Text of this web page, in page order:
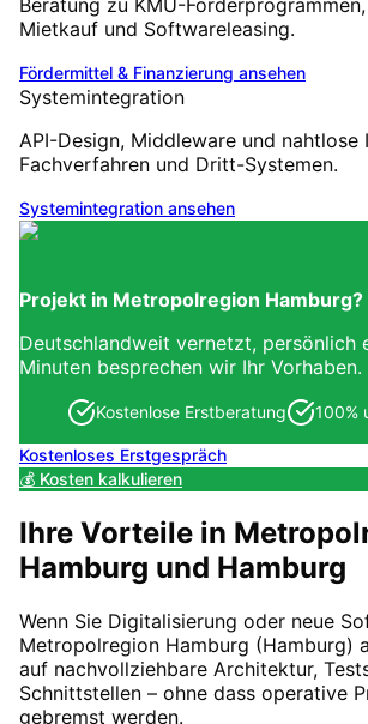
Beratung zu KMU-
Mietkauf und Softwareleasing.
Fördermittel & Finanzierung ansehen
Systemintegration
API-Design, Middleware und
Fachverfahren und Dritt-Systemen.
Systemintegration ansehen
Projekt in Metropolregion Hamburg?
Deutschlandweit vernetzt, persönlich
Minuten besprechen wir Ihr Vorhaben.
Kostenlose Erstberatung 100%
Kostenloses Erstgespräch
💰 Kosten kalkulieren
Ihre Vorteile in
Hamburg und Hamburg
Wenn Sie Digitalisierung oder neue
Metropolregion Hamburg (Hamburg)
auf nachvollziehbare Architektur,
Schnittstellen – ohne dass operative
gebremst werden.